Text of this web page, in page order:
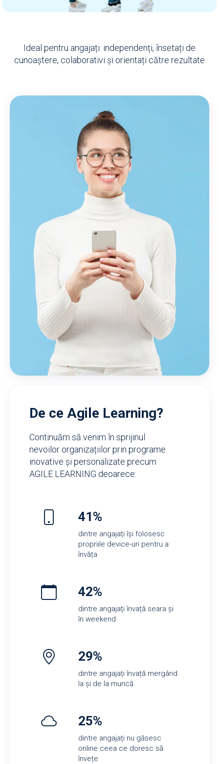
Ideal pentru angajați: independenți, însetați de
cunoaștere, colaborativi și orientați către rezultate
De ce Agile Learning?
Continuăm să venim în sprijinul
nevoilor organizațiilor prin programe
inovative și personalizate precum
AGILE LEARNING deoarece:
41%
dintre angajați își folosesc
propriile device-uri pentru a
învăța
42%
dintre angajați învață seara și
în weekend
29%
dintre angajați învață mergând
la și de la muncă
25%
dintre angajați nu găsesc
online ceea ce doresc să
învețe